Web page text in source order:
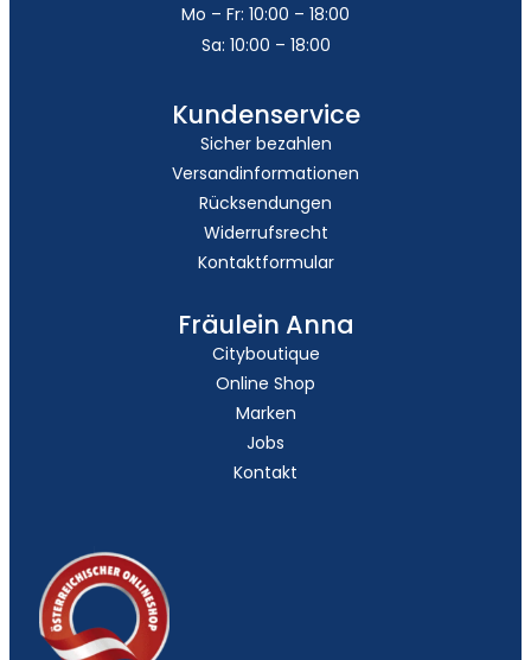
Mo – Fr: 10:00 – 18:00
Sa: 10:00 – 18:00
Kundenservice
Sicher bezahlen
Versandinformationen
Rücksendungen
Widerrufsrecht
Kontaktformular
Fräulein Anna
Cityboutique
Online Shop
Marken
Jobs
Kontakt